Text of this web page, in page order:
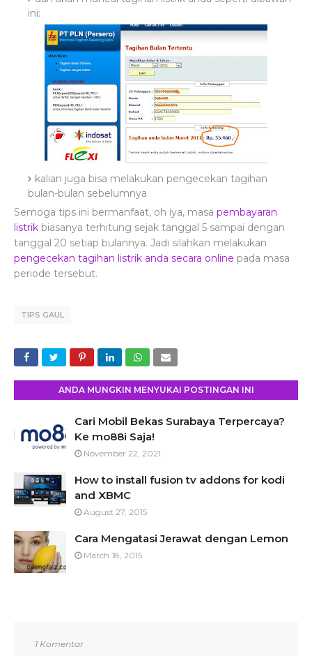
ini:
kalian juga bisa melakukan pengecekan tagihan
bulan-bulan sebelumnya
Semoga tips ini bermanfaat, oh iya, masa pembayaran
listrik biasanya terhitung sejak tanggal 5 sampai dengan
tanggal 20 setiap bulannya. Jadi silahkan melakukan
pengecekan tagihan listrik anda secara online pada masa
periode tersebut.
TIPS GAUL
ANDA MUNGKIN MENYUKAI POSTINGAN INI
Cari Mobil Bekas Surabaya Terpercaya?
Ke mo88i Saja!
November 22, 2021
How to install fusion tv addons for kodi
and XBMC
August 27, 2015
Cara Mengatasi Jerawat dengan Lemon
March 18, 2015
1 Komentar